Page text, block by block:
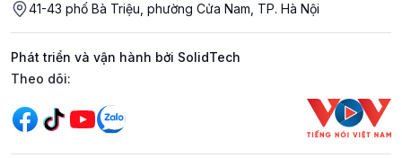
41-43 phố Bà Triệu, phường Cửa Nam, TP. Hà Nội
Phát triển và vận hành bởi SolidTech
Mạng xã hội
Theo dõi: